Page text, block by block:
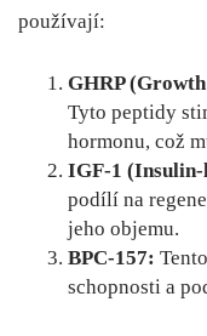
používají:
GHRP
Tyto peptidy
hormonu, což
IGF-1
podílí na
jeho objemu.
BPC-157:
schopnosti a